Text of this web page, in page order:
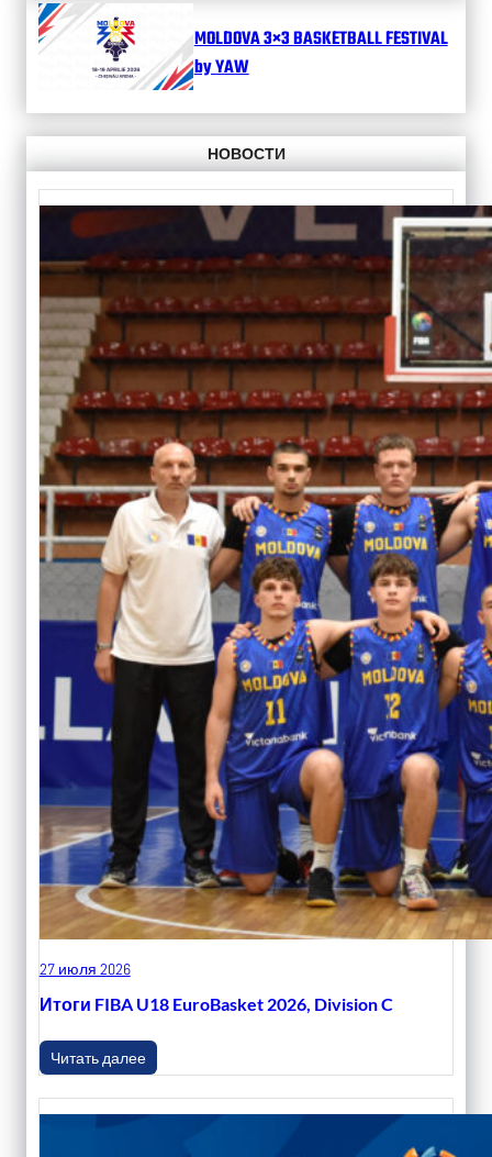
MOLDOVA 3×3 BASKETBALL FESTIVAL
by YAW
НОВОСТИ
27 июля 2026
Итоги FIBA U18 EuroBasket 2026, Division C
Читать далее